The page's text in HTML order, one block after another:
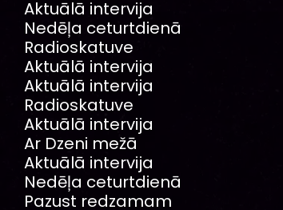
Aktuālā intervija
Nedēļa ceturtdienā
Radioskatuve
Aktuālā intervija
Aktuālā intervija
Radioskatuve
Aktuālā intervija
Ar Dzeni mežā
Aktuālā intervija
Nedēļa ceturtdienā
Pazust redzamam